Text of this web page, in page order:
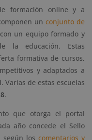
formación online y a
un conjunto de
un equipo formado y
la educación. Estas
formativa de cursos,
y adaptados a
Varias de estas escuelas
.
que otorga el portal
año concede el Sello
según loscomentarios y